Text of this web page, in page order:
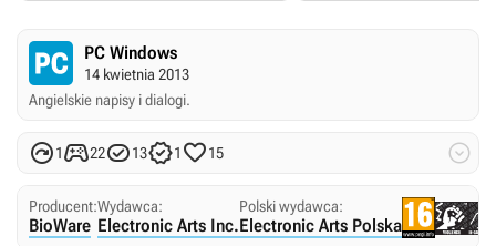
PC Windows
14 kwietnia 2013
Angielskie napisy i dialogi.
122131 15 
Producent:
BioWare
Wydawca:
Electronic Arts Inc.
Polski wydawca:
Electronic Arts Polska